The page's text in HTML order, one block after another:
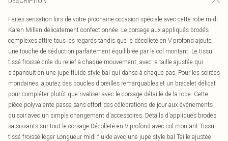
Faites sensation lors de votre prochaine occasion spéciale avec cette robe midi
Karen Millen délicatement confectionnée. Le corsage aux appliqués brodés
complexes attire tous les regards tandis que le décolleté en V profond ajoute
une touche de séduction parfaitement équilibrée par le col montant. Le tissu
tissé froissé crée du relief à chaque mouvement, avec la taille ajustée qui
s'épanouit en une jupe fluide style bal qui danse à chaque pas. Pour les soirées
mondaines, ajoutez des boucles d'oreilles remarquables et un bracelet délicat
pour compléter plutôt que rivaliser avec le corsage détaillé de la robe. Cette
pièce polyvalente passe sans effort des célébrations de jour aux événements
du soir avec un simple changement d'accessoires. Détails d'appliqués brodés
saisissants sur tout le corsage Décolleté en V profond avec col montant Tissu
tissé froissé léger Longueur midi fluide avec une jupe style bal Taille ajustée